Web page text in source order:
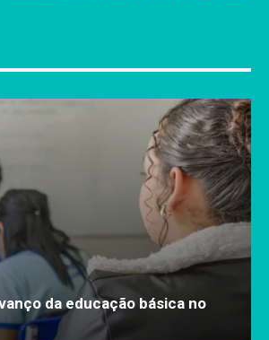
da educação básica no